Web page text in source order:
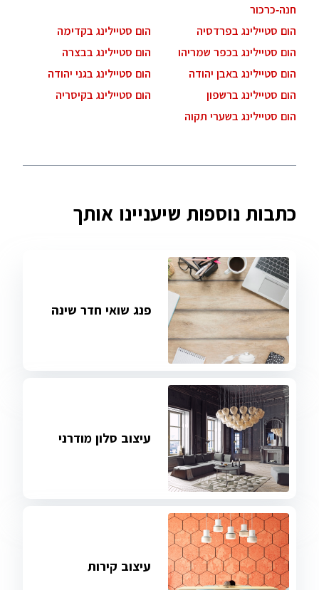
חנה-כרכור
הום סטיילינג בפרדסיה
הום סטיילינג בקדימה
הום סטיילינג בכפר שמריהו
הום סטיילינג בבצרה
הום סטיילינג באבן יהודה
הום סטיילינג בגני יהודה
הום סטיילינג ברשפון
הום סטיילינג בקיסריה
הום סטיילינג בשערי תקוה
כתבות נוספות שיעניינו אותך
פנג שואי חדר שינה
עיצוב סלון מודרני
עיצוב קירות